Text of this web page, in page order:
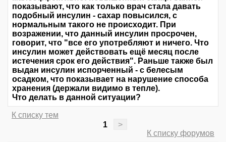
показывают, что как только врач стала давать
подобный инсулин - сахар повысился, с
нормальным такого не происходит. При
возражении, что данный инсулин просрочен,
говорит, что "все его употребляют и ничего. Что
инсулин может действовать ещё месяц после
истечения срок его действия". Раньше также был
выдан инсулин испорченный - с белесым
осадком, что показывает на нарушение способа
хранения (держали видимо в тепле).
Что делать в данной ситуации?
К списку тем
1
>
К списку форумов